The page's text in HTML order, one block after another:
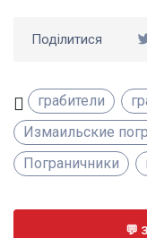
Поділитися
грабители
Измаильские
Пограничники